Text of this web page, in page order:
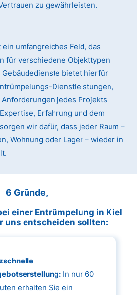
zu gewährleisten.
umfangreiches Feld, das
für verschiedene Objekttypen
bietet hierfür
Dienstleistungen,
jedes Projekts
Erfahrung und dem
wir dafür, dass jeder Raum –
Wohnung oder Lager – wieder in
6 Gründe,
einer Entrümpelung in Kiel
uns entscheiden sollten:
In nur 60
erhalten Sie ein